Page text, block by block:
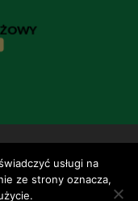
usługi na
ze strony oznacza,